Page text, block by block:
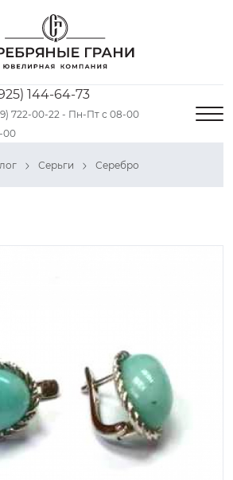
144-64-73
722-00-22 - Пн-Пт с 08-00
00
Серьги Серебро